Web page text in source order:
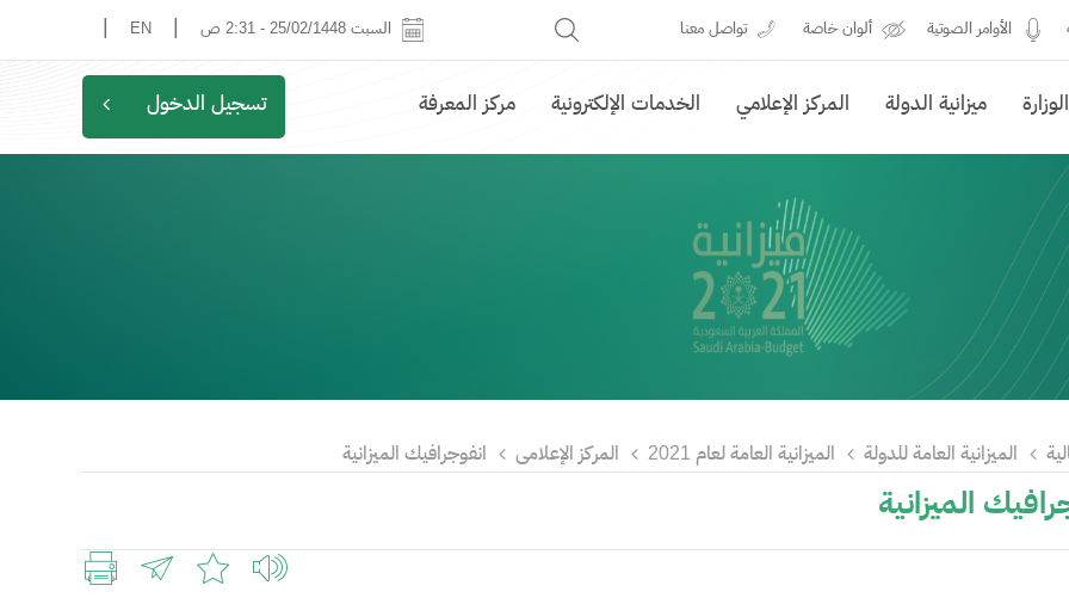
الأوامر الصوتية ألوان خاصة تواصل معنا EN السبت 25/02/1448 - 2:31 ص
ميزانية الدولة المركز الإعلامي الخدمات الإلكترونية مركز المعرفة تسجيل الدخول
الميزانية العامة للدولة الميزانية العامة لعام 2021 المركز الإعلامى انفوجرافيك الميزانية
الميزانية